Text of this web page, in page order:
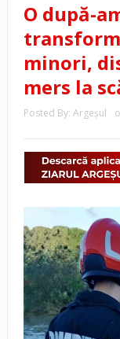
O după-
minori,
mers la
Posted By: Argeşul